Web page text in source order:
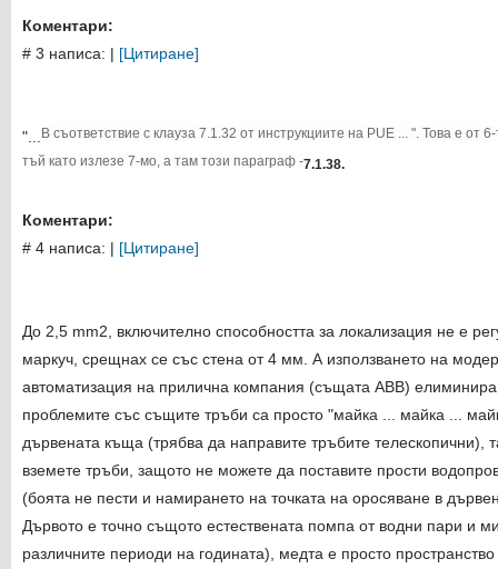
Коментари:
# 3 написа: | [Цитиране]
"...
В съответствие с клауза 7.1.32 от инструкциите на PUE ... ". Това е от
тъй като излезе 7-мо, а там този параграф -7.1.38.
Коментари:
# 4 написа: | [Цитиране]
До 2,5 mm2, включително способността за локализация не е
маркуч, срещнах се със стена от 4 мм. А използването на
автоматизация на прилична компания (същата ABB)
проблемите със същите тръби са просто "майка ... майка ...
дървената къща (трябва да направите тръбите телескопични),
вземете тръби, защото не можете да поставите прости
(боята не пести и намирането на точката на оросяване в
Дървото е точно същото естествената помпа от водни пари и
различните периоди на годината), медта е просто